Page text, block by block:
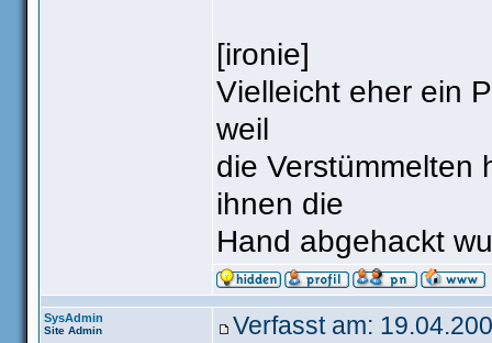
[ironie]
Vielleicht eher ein
weil
die Verstümmelten
ihnen die
Hand abgehackt
SysAdmin
Site Admin Verfasst am: